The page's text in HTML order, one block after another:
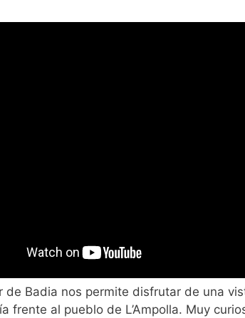
de Badia nos permite disfrutar de una
frente al pueblo de L’Ampolla. Muy